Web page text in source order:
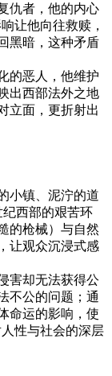
仇者，他的内心
让他向往救赎，
黑暗，这种矛盾
的恶人，他维护
出西部法外之地
立面，更折射出
小镇、泥泞的道
西部的艰苦环
的枪械）与自然
让观众沉浸式感
害却无法获得公
不公的问题；通
命运的影响，使
性与社会的深层